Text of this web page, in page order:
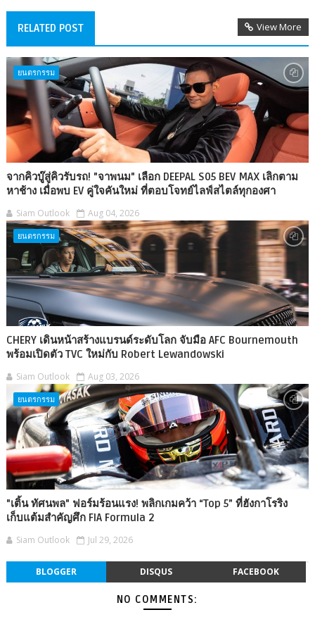
RELATED POST View More
ยนตรกรรม
จากคิวบู๊สู่คิวรับรถ! "จาพนม" เลือก DEEPAL S05 BEV MAX เลิกตาม
หาช้าง เมื่อพบ EV คู่ใจคันใหม่ ที่ตอบโจทย์ไลฟ์สไตล์ทุกองศา
Siam Outlook Aug 04, 2026
ยนตรกรรม
CHERY เดินหน้าสร้างแบรนด์ระดับโลก จับมือ AFC Bournemouth
พร้อมเปิดตัว TVC ใหม่กับ Robert Lewandowski
Siam Outlook Aug 03, 2026
ยนตรกรรม
"เติ้น ทัศนพล" ฟอร์มร้อนแรง! พลิกเกมคว้า “Top 5” ที่ฮังกาโรริง
เก็บแต้มสำคัญศึก FIA Formula 2
Siam Outlook Jul 29, 2026
BLOGGER DISQUS FACEBOOK
NO COMMENTS: